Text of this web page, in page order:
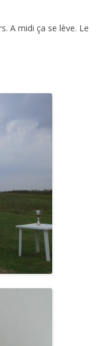
A midi ça se lève. Le